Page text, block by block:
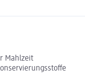
Mahlzeit